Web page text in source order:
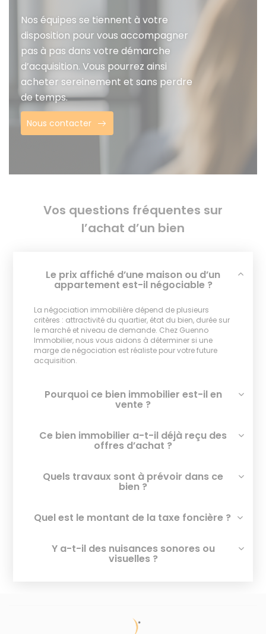
Nos équipes se tiennent à votre
disposition pour vous accompagner
pas à pas dans votre démarche
d’acquisition. Vous pourrez ainsi
acheter sereinement et sans perdre
de temps.
Nous contacter
Vos questions fréquentes sur
l’achat d’un bien
Le prix affiché d’une maison ou d’un
appartement est-il négociable ?
La négociation immobilière dépend de plusieurs
critères : attractivité du quartier, état du bien, durée sur
le marché et niveau de demande. Chez Guenno
Immobilier, nous vous aidons à déterminer si une
marge de négociation est réaliste pour votre future
acquisition.
Pourquoi ce bien immobilier est-il en
vente ?
Ce bien immobilier a-t-il déjà reçu des
offres d’achat ?
Quels travaux sont à prévoir dans ce
bien ?
Quel est le montant de la taxe foncière ?
Y a-t-il des nuisances sonores ou
visuelles ?